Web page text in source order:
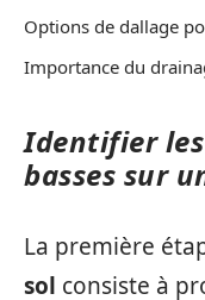
Options de dallage
Importance du
Identifier
basses sur
La première
sol consiste à